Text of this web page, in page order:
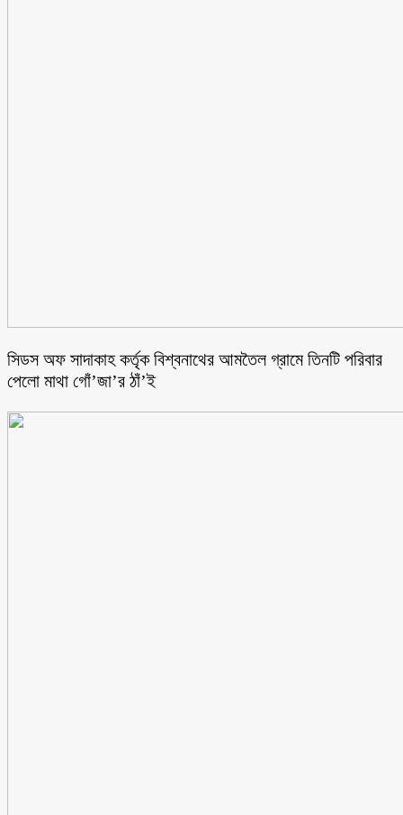
সিডস অফ সাদাকাহ কর্তৃক বিশ্বনাথের আমতৈল গ্রামে তিনটি পরিবার
পেলো মাথা গোঁ’জা’র ঠাঁ’ই